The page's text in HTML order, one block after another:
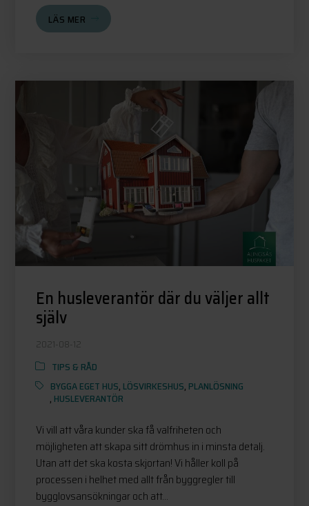
LÄS MER
En husleverantör där du väljer allt
själv
2021-08-12
TIPS & RÅD
BYGGA EGET HUS, LÖSVIRKESHUS, PLANLÖSNING
, HUSLEVERANTÖR
Vi vill att våra kunder ska få valfriheten och
möjligheten att skapa sitt drömhus in i minsta detalj.
Utan att det ska kosta skjortan! Vi håller koll på
processen i helhet med allt från byggregler till
bygglovsansökningar och att...